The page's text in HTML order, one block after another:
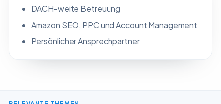
DACH-weite Betreuung
Amazon SEO, PPC und Account Management
Persönlicher Ansprechpartner